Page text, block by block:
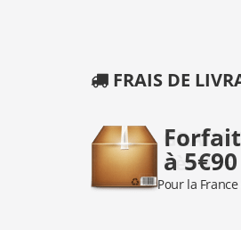
FRAIS DE